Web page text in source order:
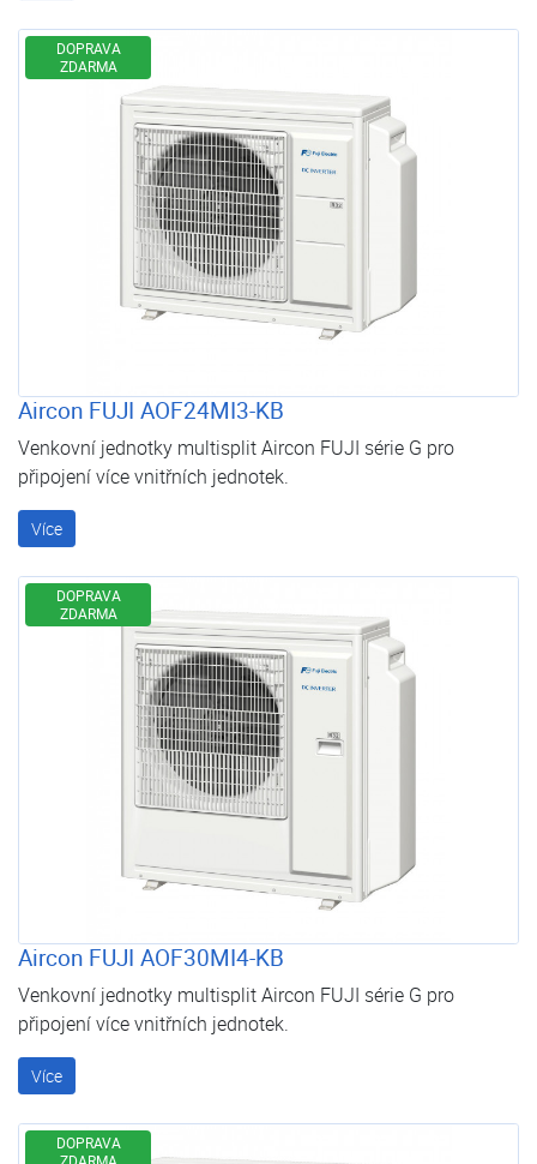
DOPRAVA
ZDARMA
Aircon FUJI AOF24MI3-KB
Venkovní jednotky multisplit Aircon FUJI série G pro
připojení více vnitřních jednotek.
Více
DOPRAVA
ZDARMA
Aircon FUJI AOF30MI4-KB
Venkovní jednotky multisplit Aircon FUJI série G pro
připojení více vnitřních jednotek.
Více
DOPRAVA